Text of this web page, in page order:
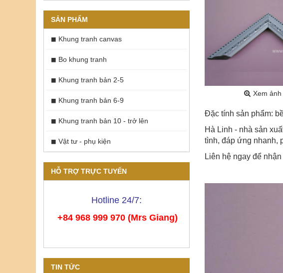
Xem ảnh
Đặc tính sản phẩm:
Hà Linh - nhà sản
tình, đáp ứng nhanh,
Liên hệ ngay để
SẢN PHẨM
Khung tranh canvas
Bo khung tranh
Khung tranh bản 2-5
Khung tranh bản 6-9
Khung tranh bản 10 - trở lên
Vật tư - phụ kiện
HỖ TRỢ TRỰC TUYẾN
Hotline 24/7:
+84 968 999 970 (Mrs Giang)
TIN TỨC